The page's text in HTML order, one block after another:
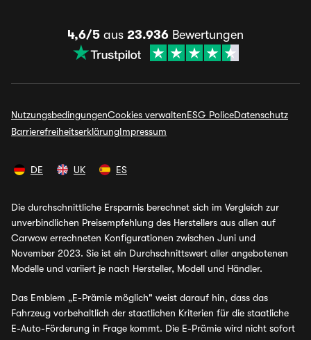
4,6/5 aus 23.936 Bewertungen
NutzungsbedingungenCookies verwaltenESG PoliceDatenschutz
BarrierefreiheitserklärungImpressum
DE UK ES
Die durchschnittliche Ersparnis berechnet sich im Vergleich zur
unverbindlichen Preisempfehlung des Herstellers aus allen auf
Carwow errechneten Konfigurationen zwischen Juni und
November 2023. Sie ist ein Durchschnittswert aller angebotenen
Modelle und variiert je nach Hersteller, Modell und Händler.
Das Emblem „E-Prämie möglich" weist darauf hin, dass das
Fahrzeug vorbehaltlich der staatlichen Kriterien für die staatliche
E-Auto-Förderung in Frage kommt. Die E-Prämie wird nicht sofort